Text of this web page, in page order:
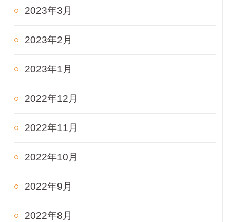
2023年3月
2023年2月
2023年1月
2022年12月
2022年11月
2022年10月
2022年9月
2022年8月